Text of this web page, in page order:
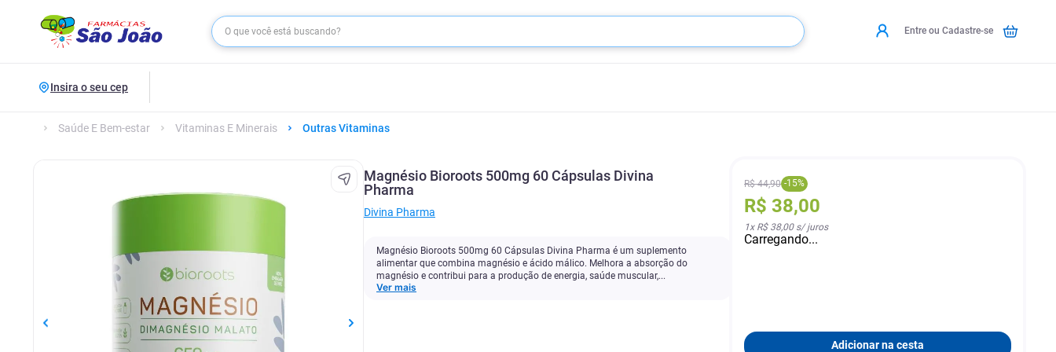
Entre ou Cadastre-se
Insira o seu cep
Saúde E Bem-estar Vitaminas E Minerais Outras Vitaminas
Magnésio Bioroots 500mg 60 Cápsulas Divina
Pharma
Divina Pharma
Magnésio Bioroots 500mg 60 Cápsulas Divina Pharma é um suplemento
alimentar que combina magnésio e ácido málico. Melhora a absorção do
magnésio e contribui para a produção de energia, saúde muscular,...
Ver mais
R$ 44,90 -15%
R$ 38,00
1x R$ 38,00s/ juros
Carregando...
Adicionar na cesta